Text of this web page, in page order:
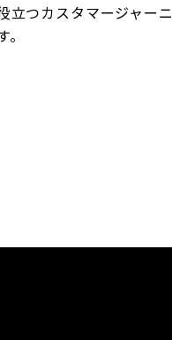
立つカスタマージャーニ